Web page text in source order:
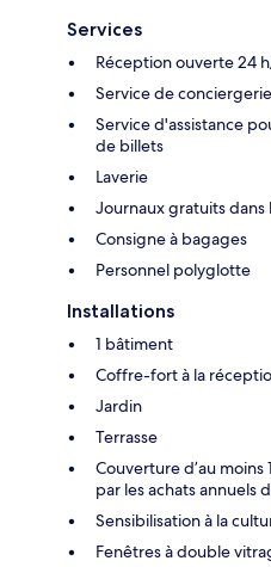
Services
Réception ouverte 24
Service de conciergerie
Service d'assistance
de billets
Laverie
Journaux gratuits dans
Consigne à bagages
Personnel polyglotte
Installations
1 bâtiment
Coffre-fort à la
Jardin
Terrasse
Couverture d’au
par les achats annuels
Sensibilisation à la
Fenêtres à double